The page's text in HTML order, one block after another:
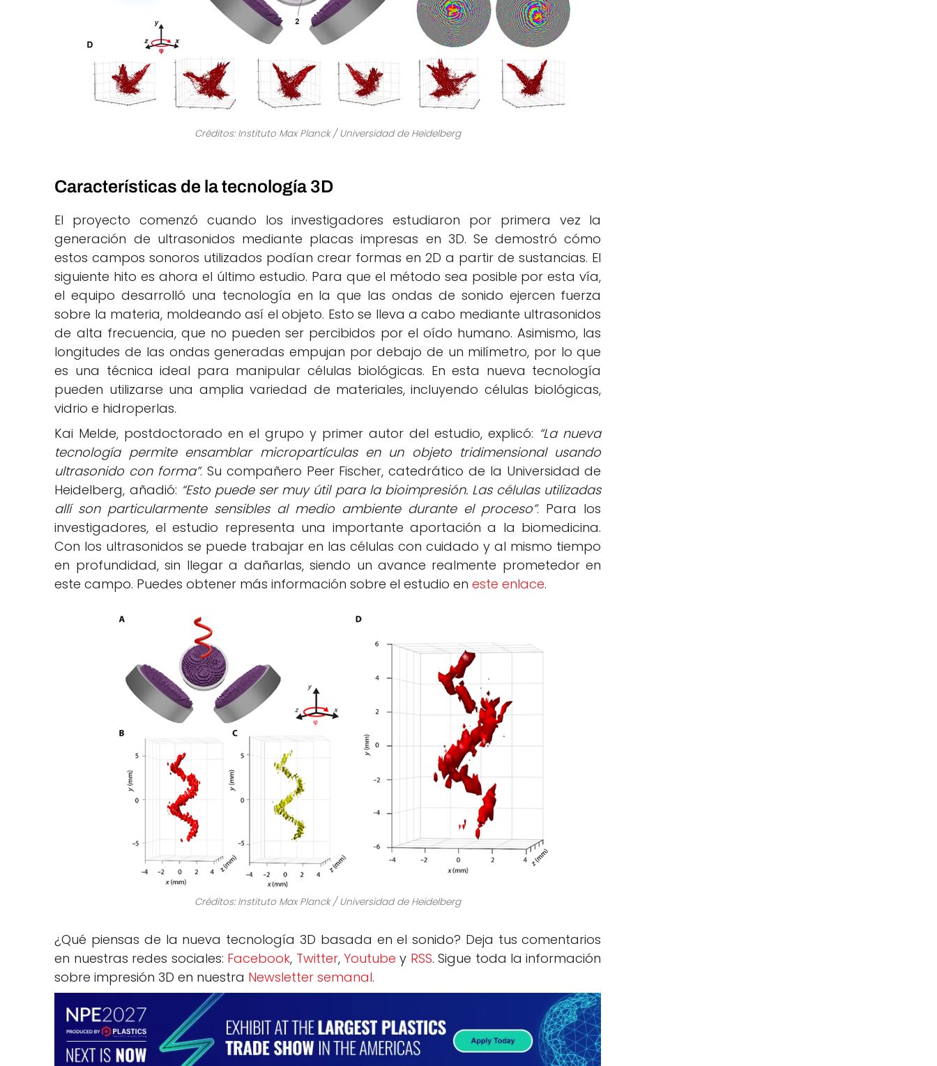
Créditos: Instituto Max Planck / Universidad de Heidelberg
Características de la tecnología 3D
El proyecto comenzó cuando los investigadores estudiaron por primera vez la
generación de ultrasonidos mediante placas impresas en 3D. Se demostró cómo
estos campos sonoros utilizados podían crear formas en 2D a partir de sustancias. El
siguiente hito es ahora el último estudio. Para que el método sea posible por esta vía,
el equipo desarrolló una tecnología en la que las ondas de sonido ejercen fuerza
sobre la materia, moldeando así el objeto. Esto se lleva a cabo mediante ultrasonidos
de alta frecuencia, que no pueden ser percibidos por el oído humano. Asimismo, las
longitudes de las ondas generadas empujan por debajo de un milímetro, por lo que
es una técnica ideal para manipular células biológicas. En esta nueva tecnología
pueden utilizarse una amplia variedad de materiales, incluyendo células biológicas,
vidrio e hidroperlas.
Kai Melde, postdoctorado en el grupo y primer autor del estudio, explicó: “La nueva
tecnología permite ensamblar micropartículas en un objeto tridimensional usando
ultrasonido con forma”. Su compañero Peer Fischer, catedrático de la Universidad de
Heidelberg, añadió: “Esto puede ser muy útil para la bioimpresión. Las células utilizadas
allí son particularmente sensibles al medio ambiente durante el proceso”. Para los
investigadores, el estudio representa una importante aportación a la biomedicina.
Con los ultrasonidos se puede trabajar en las células con cuidado y al mismo tiempo
en profundidad, sin llegar a dañarlas, siendo un avance realmente prometedor en
este campo. Puedes obtener más información sobre el estudio eneste enlace.
Créditos: Instituto Max Planck / Universidad de Heidelberg
¿Qué piensas de la nueva tecnología 3D basada en el sonido? Deja tus comentarios
en nuestras redes sociales: Facebook, Twitter, Youtube y RSS. Sigue toda la información
sobre impresión 3D en nuestra Newsletter semanal.